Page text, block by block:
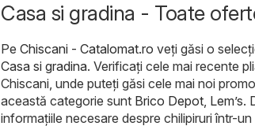
Casa si gradina - Toate
Pe Chiscani - Catalomat.ro veți găsi o
Casa si gradina. Verificați cele mai recente
Chiscani, unde puteți găsi cele mai noi
această categorie sunt Brico Depot, Lem’s.
informațiile necesare despre chilipiruri într-